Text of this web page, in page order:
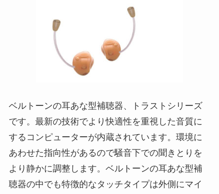
ベルトーンの耳あな型補聴器、トラストシリーズ
です。最新の技術でより快適性を重視した音質に
するコンピューターが内蔵されています。環境に
あわせた指向性があるので騒音下での聞きとりを
より静かに調整します。ベルトーンの耳あな型補
聴器の中でも特徴的なタッチタイプは外側にマイ